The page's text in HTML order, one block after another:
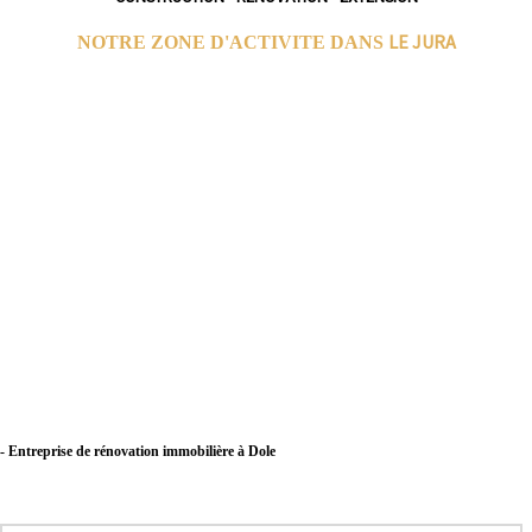
NOTRE ZONE D'ACTIVITE DANS LE JURA
- Entreprise de rénovation immobilière à Dole